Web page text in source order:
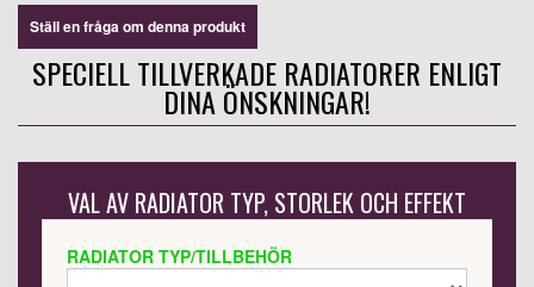
Ställ en fråga om denna produkt
SPECIELL TILLVERKADE RADIATORER ENLIGT
DINA ÖNSKNINGAR!
VAL AV RADIATOR TYP, STORLEK OCH EFFEKT
RADIATOR TYP/TILLBEHÖR